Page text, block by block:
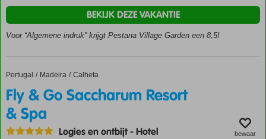
het
om
boottocht
en
de
fraaie
rotsachtige
tuinen
Heerlijk
zwembad
O.b.v.
Halfpension
of
Volpension
Voor “Algemene indruk” krijgt Pestana Village Garden een 8,5!
BEKIJK DEZE VAKANTIE
Home
Portugal Madeira Calheta
Fly & Go Saccharum Resort & Spa
Fly & Go Saccharum Resort
& Spa
Logies en ontbijt-Hotel bewaar